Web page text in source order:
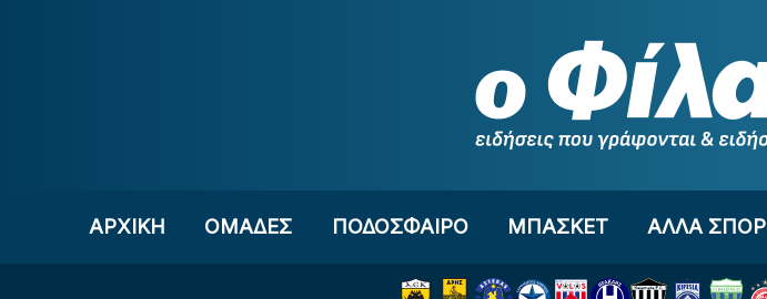
ΑΡΧΙΚΗ OΜΑΔΕΣ ΠΟΔΟΣΦΑΙΡΟ ΜΠΑΣΚΕΤ ΑΛΛΑ ΣΠΟΡ